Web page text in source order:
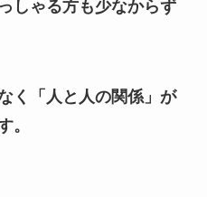
しゃる方も少なからず
く 「人と人の関係」 が
。